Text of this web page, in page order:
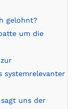
gelohnt?
um die
systemrelevanter
uns der